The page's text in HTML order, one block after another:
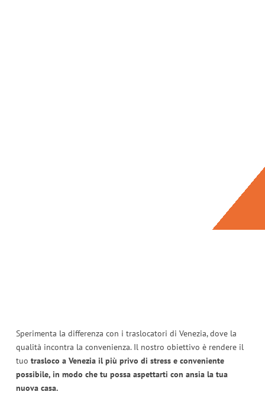
Sperimenta la differenza con i traslocatori di Venezia, dove la
qualità incontra la convenienza. Il nostro obiettivo è rendere il
tuo trasloco a Venezia il più privo di stress e conveniente
possibile, in modo che tu possa aspettarti con ansia la tua
nuova casa.